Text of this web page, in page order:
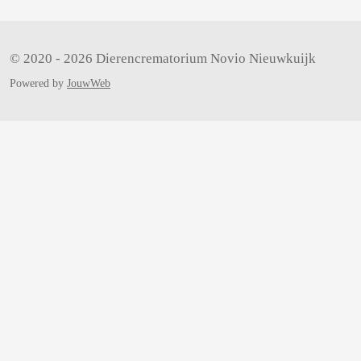
© 2020 - 2026 Dierencrematorium Novio Nieuwkuijk
Powered by JouwWeb